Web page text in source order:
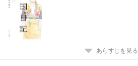
あらすじを見る